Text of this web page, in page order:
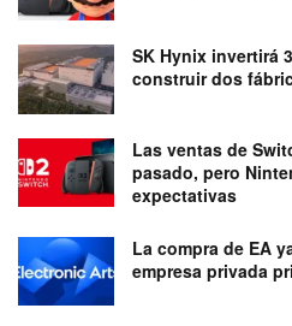
SK Hynix invertirá
construir dos
Las ventas de
pasado, pero
expectativas
La compra de EA
empresa privada